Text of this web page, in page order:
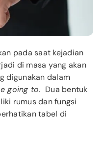
pada saat kejadian
di masa yang akan
digunakan dalam
going to. Dua bentuk
rumus dan fungsi
tabel di